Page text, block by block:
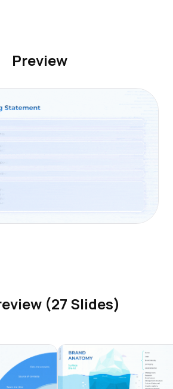
Preview
(27 Slides)